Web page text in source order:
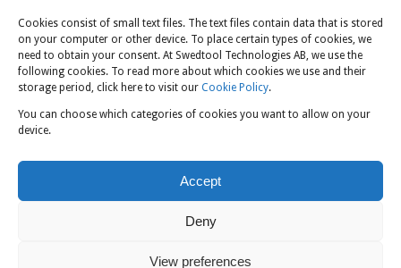
Cookies consist of small text files. The text files contain data that is stored
on your computer or other device. To place certain types of cookies, we
need to obtain your consent. At Swedtool Technologies AB, we use the
following cookies. To read more about which cookies we use and their
storage period, click here to visit our Cookie Policy.
You can choose which categories of cookies you want to allow on your
device.
Accept
Deny
View preferences
Mån-Tor: 7-16
Fre: 7-13
KONTAKT:
info@swedtool.se